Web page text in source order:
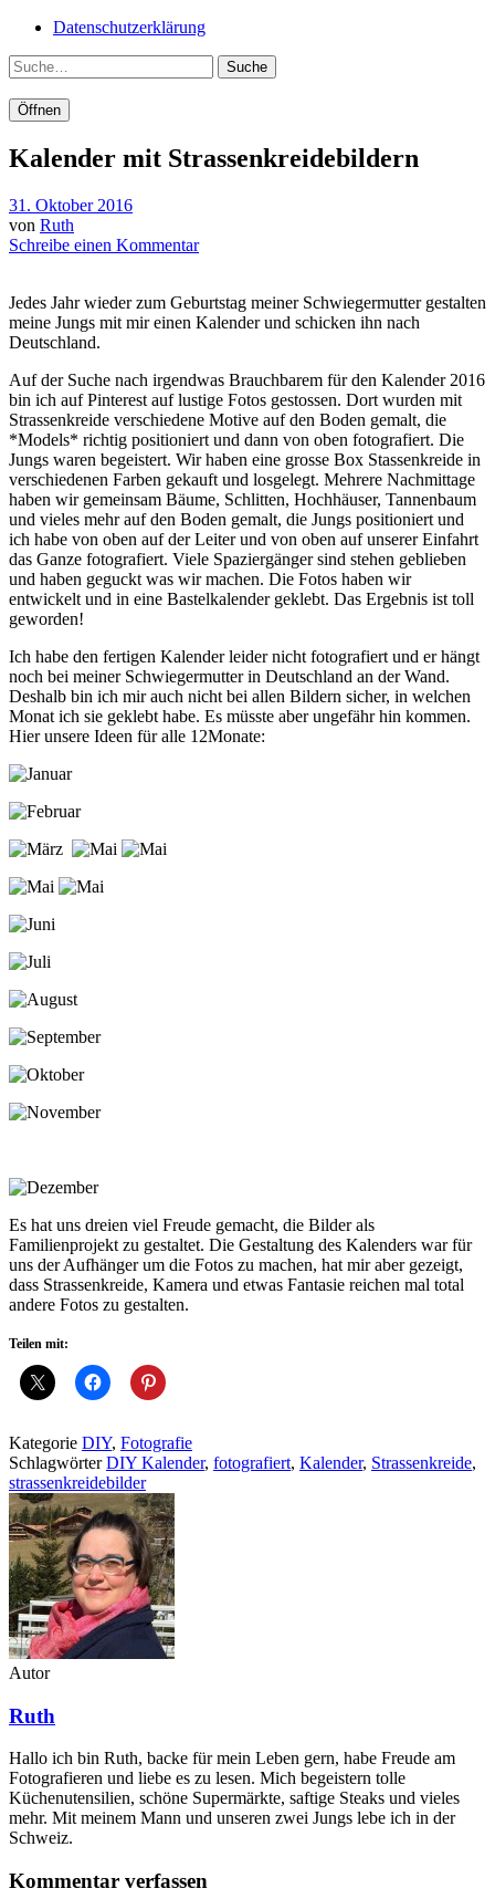
Datenschutzerklärung
Suche
Öffnen
Kalender mit Strassenkreidebildern
31. Oktober 2016
von Ruth
Schreibe einen Kommentar
Jedes Jahr wieder zum Geburtstag meiner Schwiegermutter gestalten
meine Jungs mit mir einen Kalender und schicken ihn nach
Deutschland.
Auf der Suche nach irgendwas Brauchbarem für den Kalender 2016
bin ich auf Pinterest auf lustige Fotos gestossen. Dort wurden mit
Strassenkreide verschiedene Motive auf den Boden gemalt, die
*Models* richtig positioniert und dann von oben fotografiert. Die
Jungs waren begeistert. Wir haben eine grosse Box Stassenkreide in
verschiedenen Farben gekauft und losgelegt. Mehrere Nachmittage
haben wir gemeinsam Bäume, Schlitten, Hochhäuser, Tannenbaum
und vieles mehr auf den Boden gemalt, die Jungs positioniert und
ich habe von oben auf der Leiter und von oben auf unserer Einfahrt
das Ganze fotografiert. Viele Spaziergänger sind stehen geblieben
und haben geguckt was wir machen. Die Fotos haben wir
entwickelt und in eine Bastelkalender geklebt. Das Ergebnis ist toll
geworden!
Ich habe den fertigen Kalender leider nicht fotografiert und er hängt
noch bei meiner Schwiegermutter in Deutschland an der Wand.
Deshalb bin ich mir auch nicht bei allen Bildern sicher, in welchen
Monat ich sie geklebt habe. Es müsste aber ungefähr hin kommen.
Hier unsere Ideen für alle 12Monate:
Es hat uns dreien viel Freude gemacht, die Bilder als
Familienprojekt zu gestaltet. Die Gestaltung des Kalenders war für
uns der Aufhänger um die Fotos zu machen, hat mir aber gezeigt,
dass Strassenkreide, Kamera und etwas Fantasie reichen mal total
andere Fotos zu gestalten.
Teilen mit:
Kategorie DIY, Fotografie
SchlagwörterDIY Kalender, fotografiert, Kalender, Strassenkreide,
strassenkreidebilder
Autor
Ruth
Hallo ich bin Ruth, backe für mein Leben gern, habe Freude am
Fotografieren und liebe es zu lesen. Mich begeistern tolle
Küchenutensilien, schöne Supermärkte, saftige Steaks und vieles
mehr. Mit meinem Mann und unseren zwei Jungs lebe ich in der
Schweiz.
Kommentar verfassen